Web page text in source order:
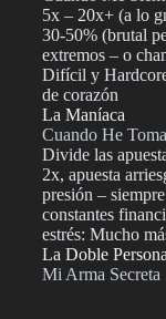
5x – 20x+ (a lo
30-50% (brutal
extremos – o
Difícil y
de corazón
La Maníaca
Cuando He
Divide las
2x, apuesta
presión –
constantes
estrés: Mucho
La Doble
Mi Arma Secreta